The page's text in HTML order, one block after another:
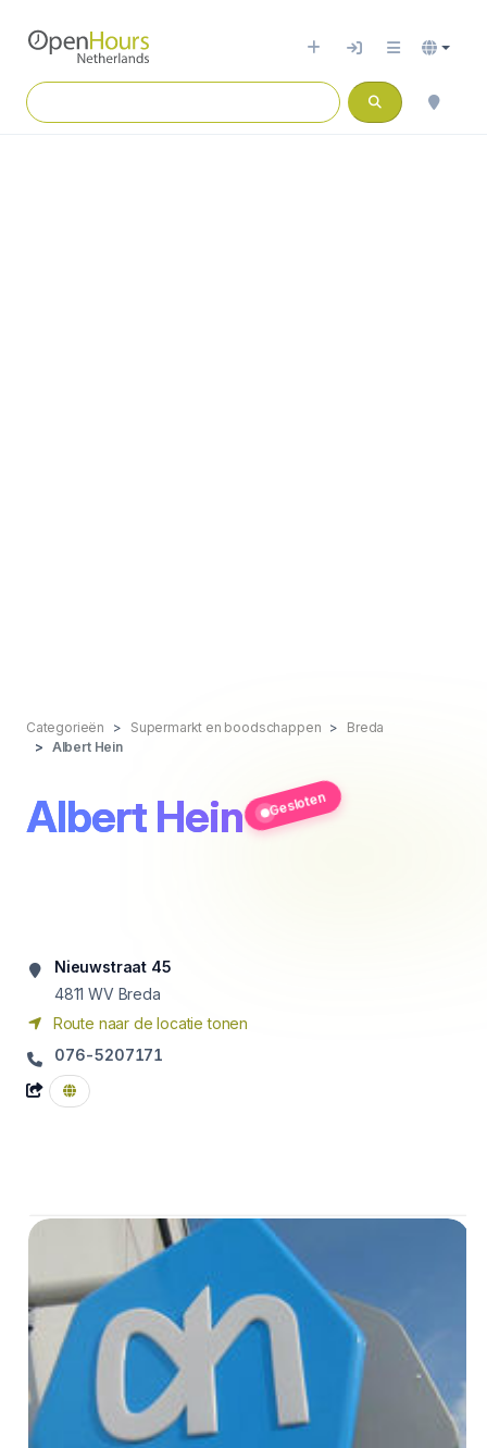
Categorieën Supermarkt en boodschappen
Breda
Albert Hein
Albert Hein Gesloten
Nieuwstraat 45
4811 WV Breda
Route naar de locatie tonen
076-5207171